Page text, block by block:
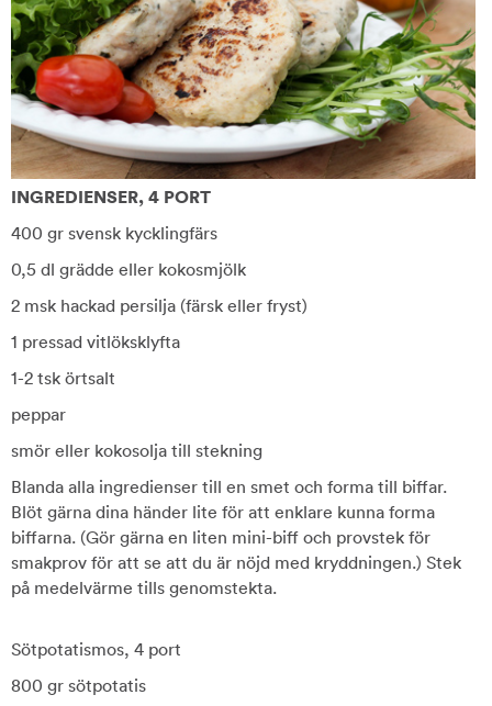
INGREDIENSER, 4 PORT
400 gr svensk kycklingfärs
0,5 dl grädde eller kokosmjölk
2 msk hackad persilja (färsk eller fryst)
1 pressad vitlöksklyfta
1-2 tsk örtsalt
peppar
smör eller kokosolja till stekning
Blanda alla ingredienser till en smet och forma till biffar.
Blöt gärna dina händer lite för att enklare kunna forma
biffarna. (Gör gärna en liten mini-biff och provstek för
smakprov för att se att du är nöjd med kryddningen.) Stek
på medelvärme tills genomstekta.
Sötpotatismos, 4 port
800 gr sötpotatis